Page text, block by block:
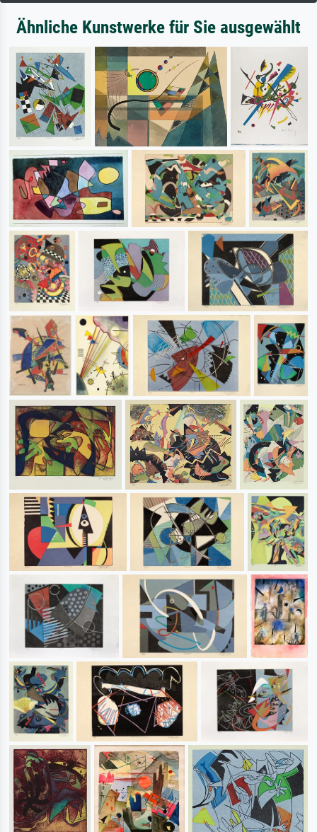
Ähnliche Kunstwerke für Sie ausgewählt